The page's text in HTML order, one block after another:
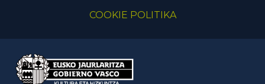
COOKIE POLITIKA